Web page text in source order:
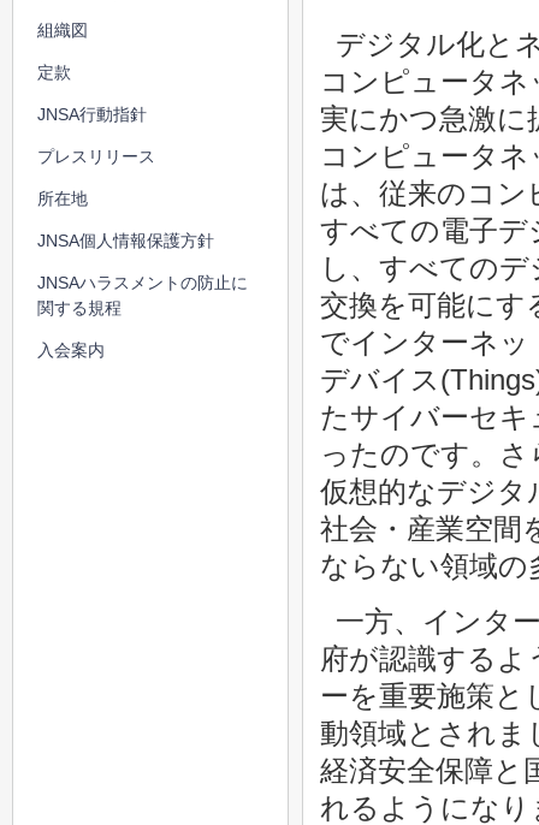
デジタル化と
コンピュータ
実にかつ急激
コンピュータ
は、従来のコン
すべての電子デ
し、すべての
交換を可能にす
でインターネ
デバイス
たサイバーセ
ったのです。
仮想的なデジタ
社会・産業空間
ならない領域の
一方、インタ
府が認識する
ーを重要施策と
動領域とされま
経済安全保障と
れるようにな
組織図
定款
JNSA行動指針
プレスリリース
所在地
JNSA個人情報保護方針
JNSAハラスメントの防止に
関する規程
入会案内